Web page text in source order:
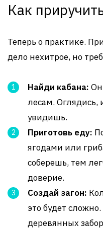
Как
Теперь о практике.
дело нехитрое, но
Найди кабана:
лесам. Оглядись,
увидишь.
Приготовь еду:
ягодами или
соберешь, тем
доверие.
Создай загон:
это будет
деревянных